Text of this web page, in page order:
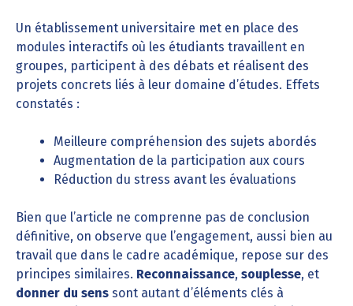
Un établissement universitaire met en place des
modules interactifs où les étudiants travaillent en
groupes, participent à des débats et réalisent des
projets concrets liés à leur domaine d’études. Effets
constatés :
Meilleure compréhension des sujets abordés
Augmentation de la participation aux cours
Réduction du stress avant les évaluations
Bien que l’article ne comprenne pas de conclusion
définitive, on observe que l’engagement, aussi bien au
travail que dans le cadre académique, repose sur des
principes similaires. Reconnaissance, souplesse, et
donner du sens sont autant d’éléments clés à